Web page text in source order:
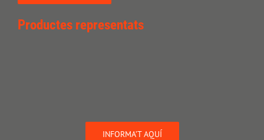
Productes representats
INFORMA’T AQUÍ